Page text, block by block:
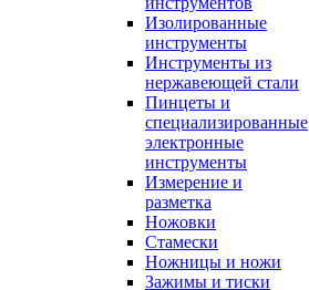
Изолированные
инструменты
Инструменты из
нержавеющей стали
Пинцеты и
специализированные
электронные
инструменты
Измерение и
разметка
Ножовки
Стамески
Ножницы и ножи
Зажимы и тиски